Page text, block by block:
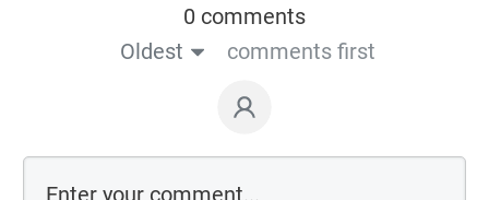
0 comments
Oldest
comments first